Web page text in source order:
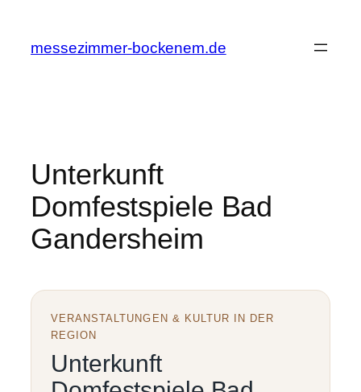
springen
messezimmer-bockenem.de
Unterkunft
Domfestspiele Bad
Gandersheim
VERANSTALTUNGEN & KULTUR IN DER
REGION
Unterkunft